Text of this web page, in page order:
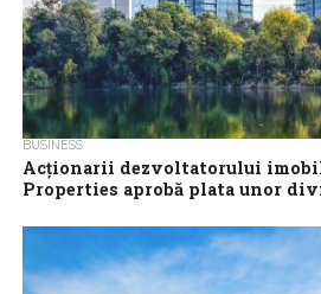
BUSINESS
Acţionarii dezvoltatorului
Properties aprobă plata unor
Acţionarii One United Properties,
imobiliar de proiecte rezidenţiale, de
plata unor dividende în valoare...